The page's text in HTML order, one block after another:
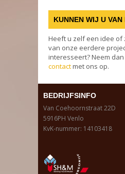
KUNNEN WIJ U
Heeft u zelf een idee of
van onze eerdere
interesseert? Neem
contactmet ons op.
BEDRIJFSINFO
Van Coehoornstraat 22D
5916PH Venlo
KvK-nummer: 14103418